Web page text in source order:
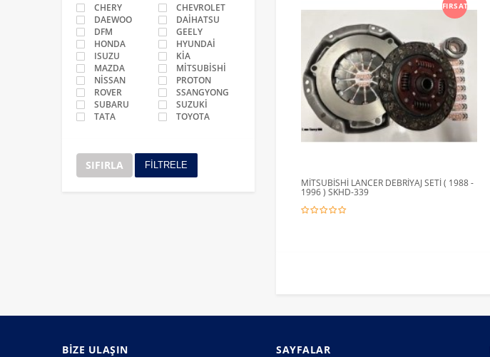
CHERY
CHEVROLET
DAEWOO
DAİHATSU
DFM
GEELY
HONDA
HYUNDAİ
ISUZU
KİA
MAZDA
MİTSUBİSHİ
NİSSAN
PROTON
ROVER
SSANGYONG
SUBARU
SUZUKİ
TATA
TOYOTA
SIFIRLA FİLTRELE
FIRSAT
MİTSUBİSHİ LANCER DEBRİYAJ SETİ ( 1988 -
1996 ) SKHD-339
BİZE ULAŞIN SAYFALAR